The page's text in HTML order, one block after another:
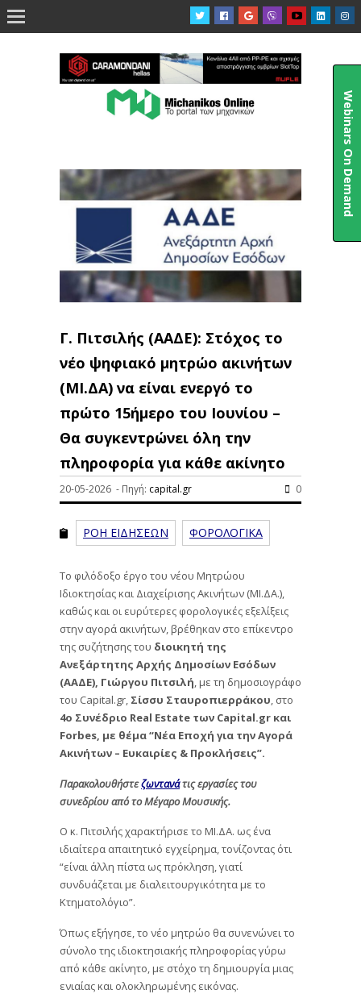

Γ. Πιτσιλής (ΑΑΔΕ): Στόχος το
νέο ψηφιακό μητρώο ακινήτων
(ΜΙ.ΔΑ) να είναι ενεργό το
πρώτο 15ήμερο του Ιουνίου –
Θα συγκεντρώνει όλη την
πληροφορία για κάθε ακίνητο
20-05-2026 - Πηγή: capital.gr 0
ΡΟΗ ΕΙΔΗΣΕΩΝ ΦΟΡΟΛΟΓΙΚΑ
Το φιλόδοξο έργο του νέου Μητρώου
Ιδιοκτησίας και Διαχείρισης Ακινήτων (ΜΙ.ΔΑ.),
καθώς και οι ευρύτερες φορολογικές εξελίξεις
στην αγορά ακινήτων, βρέθηκαν στο επίκεντρο
της συζήτησης του διοικητή της
Ανεξάρτητης Αρχής Δημοσίων Εσόδων
(ΑΑΔΕ), Γιώργου Πιτσιλή, με τη δημοσιογράφο
του Capital.gr, Σίσσυ Σταυροπιερράκου, στο
4ο Συνέδριο Real Estate των Capital.gr και
Forbes, με θέμα “Νέα Εποχή για την Αγορά
Ακινήτων – Ευκαιρίες & Προκλήσεις”.
Παρακολουθήστεζωντανάτις εργασίες του
συνεδρίου από το Μέγαρο Μουσικής.
Ο κ. Πιτσιλής χαρακτήρισε το ΜΙ.ΔΑ. ως ένα
ιδιαίτερα απαιτητικό εγχείρημα, τονίζοντας ότι
“είναι άλλη πίστα ως πρόκληση, γιατί
συνδυάζεται με διαλειτουργικότητα με το
Κτηματολόγιο”.
Όπως εξήγησε, το νέο μητρώο θα συνενώνει το
σύνολο της ιδιοκτησιακής πληροφορίας γύρω
από κάθε ακίνητο, με στόχο τη δημιουργία μιας
ενιαίας και ολοκληρωμένης εικόνας.
Webinars On Demand